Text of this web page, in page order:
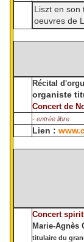
Liszt en son
oeuvres de
Récital
organiste
Concert de
- entrée libre
Lien :
Concert
Marie-Agnès
titulaire du